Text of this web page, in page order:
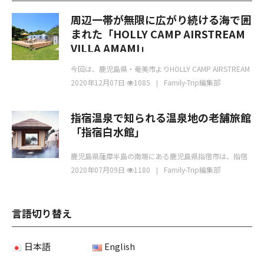
周辺一帯が無限に広がり続ける海で囲
まれた「HOLLY CAMP AIRSTREAM
VILLA AMAMI」
今回は、鹿児島県・奄美市よりHOLLY CAMP AIRSTREAM
VILLA AMAMIについて
2020年12月07日 1085 Family-Trip編集部
指宿温泉で知られる温泉地の老舗旅館
「指宿白水館」
鹿児島県薩摩半島の南端にある鹿児島県指宿市は、指宿
温泉で知られる温泉地が有名です。また、七色に変化す
2020年07月09日 1180 Family-Trip編集部
言語切り替え
日本語 English